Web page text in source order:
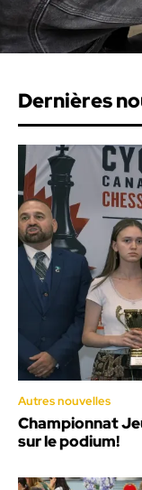
Dernières
Autres nouvelles
Championnat
sur le podium!